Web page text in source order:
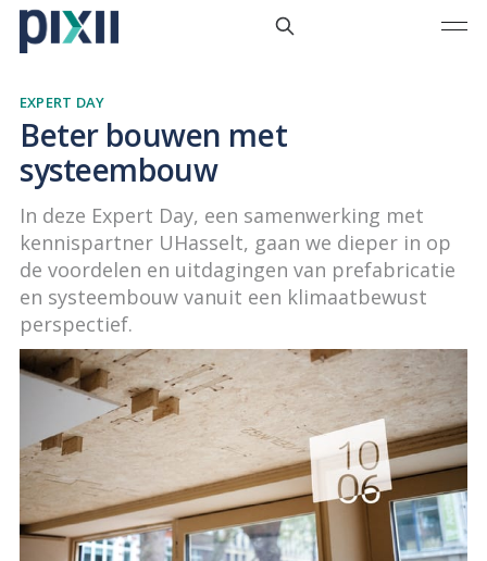
EXPERT DAY
Beter bouwen met
systeembouw
In deze Expert Day, een samenwerking met
kennispartner UHasselt, gaan we dieper in op
de voordelen en uitdagingen van prefabricatie
en systeembouw vanuit een klimaatbewust
perspectief.